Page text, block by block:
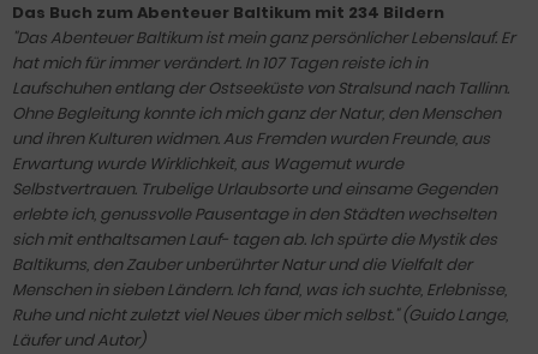
Das Buch zum Abenteuer Baltikum mit 234 Bildern
"Das Abenteuer Baltikum ist mein ganz persönlicher Lebenslauf. Er
hat mich für immer verändert. In 107 Tagen reiste ich in
Laufschuhen entlang der Ostseeküste von Stralsund nach Tallinn.
Ohne Begleitung konnte ich mich ganz der Natur, den Menschen
und ihren Kulturen widmen. Aus Fremden wurden Freunde, aus
Erwartung wurde Wirklichkeit, aus Wagemut wurde
Selbstvertrauen. Trubelige Urlaubsorte und einsame Gegenden
erlebte ich, genussvolle Pausentage in den Städten wechselten
sich mit enthaltsamen Lauf- tagen ab. Ich spürte die Mystik des
Baltikums, den Zauber unberührter Natur und die Vielfalt der
Menschen in sieben Ländern. Ich fand, was ich suchte, Erlebnisse,
Ruhe und nicht zuletzt viel Neues über mich selbst." (Guido Lange,
Läufer und Autor)